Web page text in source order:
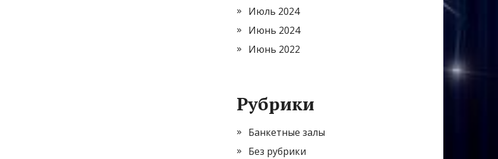
Июль 2024
Июнь 2024
Июнь 2022
Рубрики
Банкетные залы
Без рубрики